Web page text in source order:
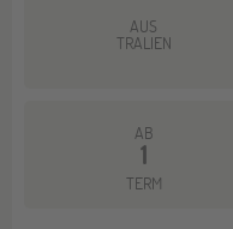
AUS
TRALIEN
AB
1
TERM